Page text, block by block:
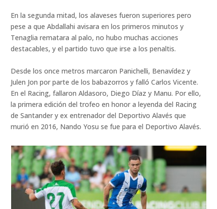
En la segunda mitad, los alaveses fueron superiores pero
pese a que Abdallahi avisara en los primeros minutos y
Tenaglia rematara al palo, no hubo muchas acciones
destacables, y el partido tuvo que irse a los penaltis.
Desde los once metros marcaron Panichelli, Benavídez y
Julen Jon por parte de los babazorros y falló Carlos Vicente.
En el Racing, fallaron Aldasoro, Diego Díaz y Manu. Por ello,
la primera edición del trofeo en honor a leyenda del Racing
de Santander y ex entrenador del Deportivo Alavés que
murió en 2016, Nando Yosu se fue para el Deportivo Alavés.